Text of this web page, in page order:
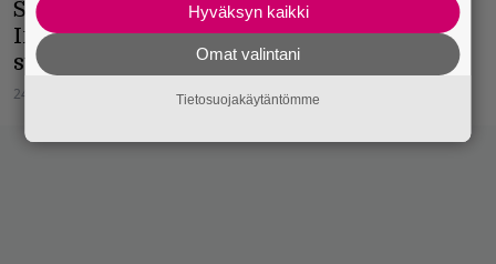
Sadaskahdeksaskymmeneskolmas
Infernon numero julki perjantaina 25.
syyskuuta.
24.09.2020
Hyväksyn kaikki
Omat valintani
Tietosuojakäytäntömme